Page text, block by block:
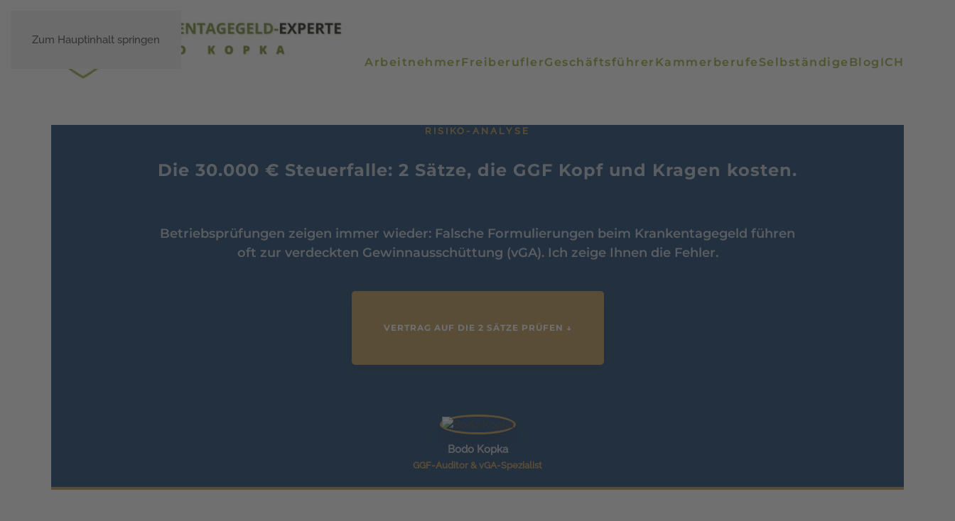
Zum Hauptinhalt springen
ArbeitnehmerFreiberuflerGeschäftsführer Kammerberufe Selbständige Blog ICH
RISIKO-ANALYSE
Die 30.000 € Steuerfalle: 2 Sätze, die GGF Kopf und Kragen kosten.
Betriebsprüfungen zeigen immer wieder: Falsche Formulierungen beim Krankentagegeld führen
oft zur verdeckten Gewinnausschüttung (vGA). Ich zeige Ihnen die Fehler.
VERTRAG AUF DIE 2 SÄTZE PRÜFEN ↓
Bodo Kopka
GGF-Auditor & vGA-Spezialist